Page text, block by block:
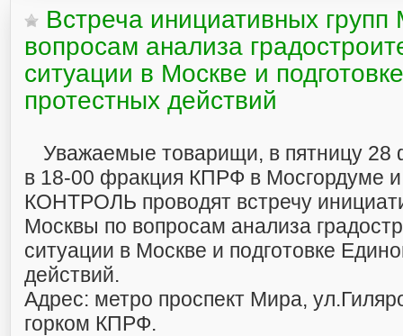
Встреча инициативных
вопросам анализа
ситуации в Москве и
протестных действий
Уважаемые товарищи, в пятницу 28
в 18-00 фракция КПРФ в Мосгордуме
КОНТРОЛЬ проводят встречу
Москвы по вопросам анализа
ситуации в Москве и подготовке
действий.
Адрес: метро проспект Мира,
горком КПРФ.